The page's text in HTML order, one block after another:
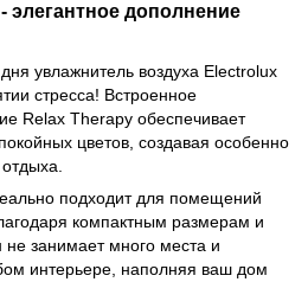
элегантное дополнение
увлажнитель воздуха Electrolux
стресса! Встроенное
Relax Therapy обеспечивает
цветов, создавая особенно
подходит для помещений
компактным размерам и
занимает много места и
интерьере, наполняя ваш дом